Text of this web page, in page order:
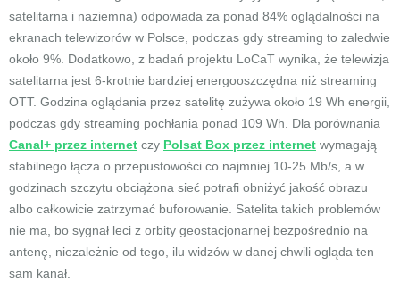
satelitarna i naziemna) odpowiada za ponad 84% oglądalności na
ekranach telewizorów w Polsce, podczas gdy streaming to zaledwie
około 9%. Dodatkowo, z badań projektu LoCaT wynika, że telewizja
satelitarna jest 6-krotnie bardziej energooszczędna niż streaming
OTT. Godzina oglądania przez satelitę zużywa około 19 Wh energii,
podczas gdy streaming pochłania ponad 109 Wh. Dla porównania
Canal+ przez internet czy Polsat Box przez internet wymagają
stabilnego łącza o przepustowości co najmniej 10-25 Mb/s, a w
godzinach szczytu obciążona sieć potrafi obniżyć jakość obrazu
albo całkowicie zatrzymać buforowanie. Satelita takich problemów
nie ma, bo sygnał leci z orbity geostacjonarnej bezpośrednio na
antenę, niezależnie od tego, ilu widzów w danej chwili ogląda ten
sam kanał.